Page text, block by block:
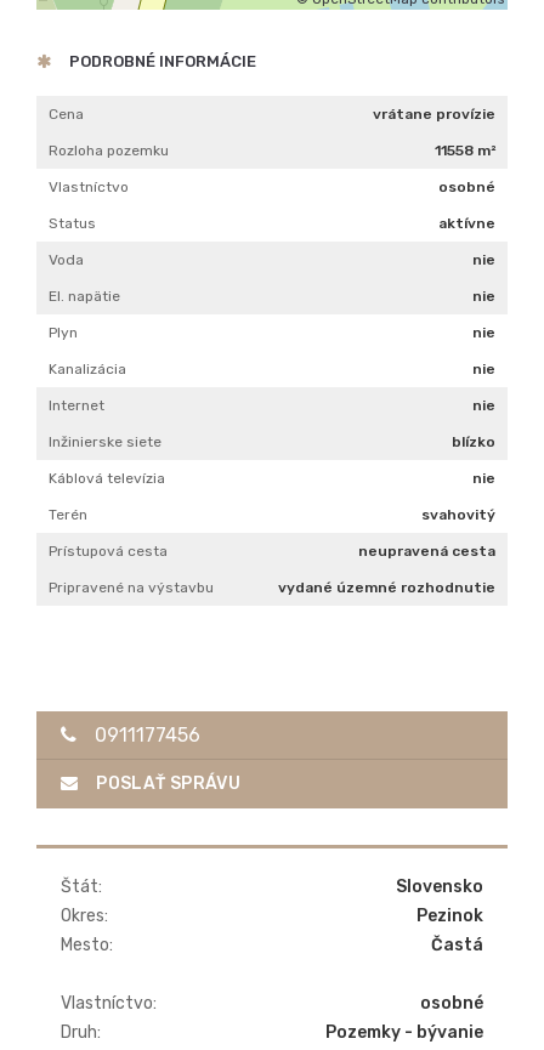
PODROBNÉ INFORMÁCIE
Cena vrátane provízie
Rozloha pozemku 11558 m²
Vlastníctvo osobné
Status aktívne
Voda nie
El. napätie nie
Plyn nie
Kanalizácia nie
Internet nie
Inžinierske siete blízko
Káblová televízia nie
Terén svahovitý
Prístupová cesta neupravená cesta
Pripravené na výstavbu vydané územné rozhodnutie
0911177456
POSLAŤ SPRÁVU
Štát:
Slovensko
Okres:
Pezinok
Mesto:
Častá
Vlastníctvo:
osobné
Druh:
Pozemky - bývanie